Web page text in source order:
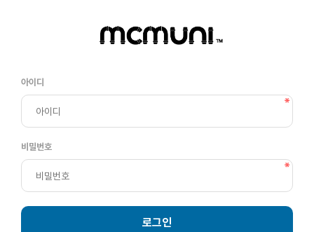
아이디
비밀번호
로그인